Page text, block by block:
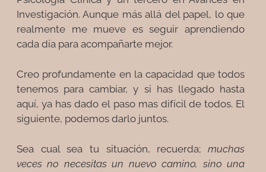
Investigación. Aunque más allá del papel, lo que
realmente me mueve es seguir aprendiendo
cada día para acompañarte mejor.
Creo profundamente en la capacidad que todos
tenemos para cambiar, y si has llegado hasta
aquí, ya has dado el paso mas difícil de todos. El
siguiente, podemos darlo juntos.
Sea cual sea tu situación, recuerda; muchas
veces no necesitas un nuevo camino, sino una